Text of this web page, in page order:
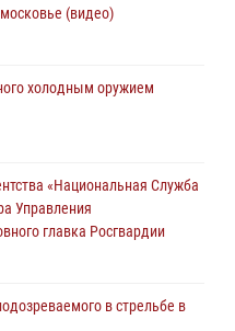
(видео)
холодным оружием
«Национальная Служба
Управления
главка Росгвардии
в стрельбе в